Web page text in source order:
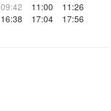
09:42 11:00
11:26
16:38 17:04
17:56